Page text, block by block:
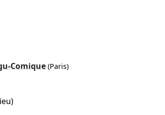
Comique(Paris)